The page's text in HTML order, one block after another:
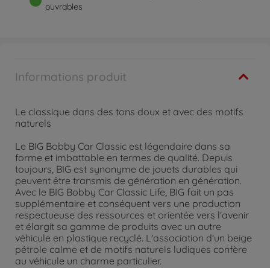
ouvrables
Informations produit
Le classique dans des tons doux et avec des motifs
naturels
Le BIG Bobby Car Classic est légendaire dans sa
forme et imbattable en termes de qualité. Depuis
toujours, BIG est synonyme de jouets durables qui
peuvent être transmis de génération en génération.
Avec le BIG Bobby Car Classic Life, BIG fait un pas
supplémentaire et conséquent vers une production
respectueuse des ressources et orientée vers l'avenir
et élargit sa gamme de produits avec un autre
véhicule en plastique recyclé. L'association d'un beige
pétrole calme et de motifs naturels ludiques confère
au véhicule un charme particulier.